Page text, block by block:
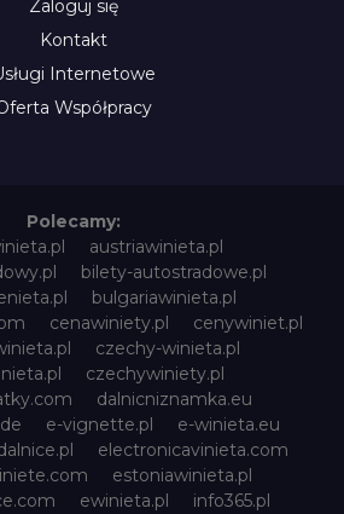
Zaloguj się
Kontakt
Internetowe
Współpracy
Polecamy:
austriawinieta.pl
bilety-autostradowe.pl
bulgariawinieta.pl
cenawiniety.pl
cenywiniet.pl
czechy-winieta.pl
czechywiniety.pl
dalnicniznamka.eu
e-vignette.pl
e-winieta.eu
electronicavinieta.com
estoniawinieta.pl
ewinieta.pl
info365.pl